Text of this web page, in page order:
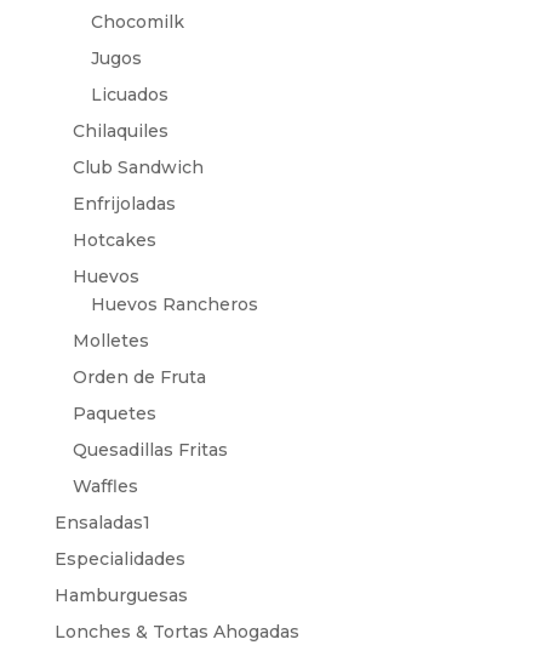
Chocomilk
Jugos
Licuados
Chilaquiles
Club Sandwich
Enfrijoladas
Hotcakes
Huevos
Huevos Rancheros
Molletes
Orden de Fruta
Paquetes
Quesadillas Fritas
Waffles
Ensaladas1
Especialidades
Hamburguesas
Lonches & Tortas Ahogadas